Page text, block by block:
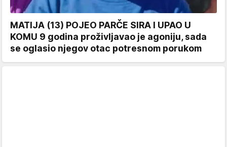
MATIJA (13) POJEO PARČE SIRA I UPAO U
KOMU 9 godina proživljavao je agoniju, sada
se oglasio njegov otac potresnom porukom